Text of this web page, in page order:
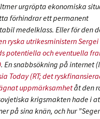
urgröpta ekonomiska
förhindrar ett permanent
medelklass. Eller för den
ryska utrikesministern
potentiella och eventuella
. En snabbsökning på internet
Today (RT; det
uppmärksamhetåt den
krigsmakten hade i
på sina knän, och hur